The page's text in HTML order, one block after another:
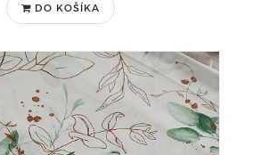
DO KOŠÍKA